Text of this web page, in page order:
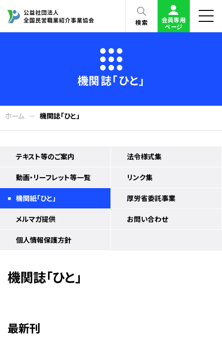
検索
会員専用
ページ
機関誌「ひと」
ホーム 機関誌「ひと」
機関誌「ひと」
最新刊
テキスト等のご案内 法令様式集
動画・リーフレット等一覧 リンク集
機関紙「ひと」 厚労省委託事業
メルマガ提供 お問い合わせ
個人情報保護方針